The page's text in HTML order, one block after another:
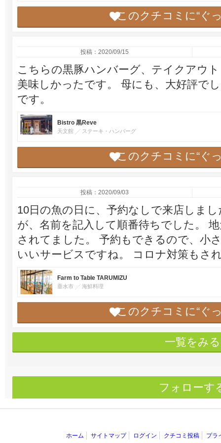
このクチコミに“ぐ
投稿：2020/09/15
こちらの黒豚ハンバーグ、テイクアウ
美味しかったです。 母にも、大好評で
です。
Bistro 黒Reve
天文館 ステーキ・ハンバーグ
このクチコミに“ぐ
投稿：2020/09/03
10日の魚の日に、予約なしで来店しま
が、名前を記入して順番待ちでした。
されてました。 予約もできるので、小
いいサービスですね。 コロナ対策もさ
Farm to Table TARUMIZU
垂水市 海鮮料理
このクチコミに“ぐ
一覧をみる
フォローす
ホーム サイトマップ ログイン クチコミ投稿 プラ